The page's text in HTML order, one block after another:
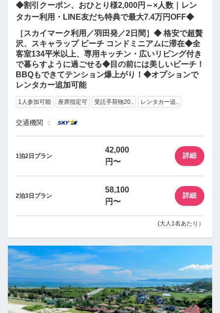
◆割引クーポン、おひとり様2,000円～×人数｜レン
タカー利用・LINE友だち特典で最大7.4万円OFF◆
［スカイマーク利用／羽田発／2日間］◆ 格安で超贅
沢、スキャラップ ビーチ コンドミニアムに滞在◆全
客室134平米以上、専用キッチン・広いリビング付き
で暮らすように過ごせる◆目の前には美しいビーチ！
BBQもできてテンション爆上がり！◆オプションで
レンタカー追加可能
1人参加可能 座席指定可 受託手荷物20.. レンタカー追..
交通機関
1泊2日プラン
42,000
円〜
詳細
2泊3日プラン
58,100
円〜
詳細
(大人1名あたり）